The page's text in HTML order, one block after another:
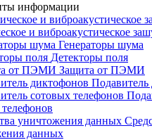
информации
и виброакустическое
Генераторы шума
Детекторы поля
Защита от ПЭМИ
Подавитель
данных